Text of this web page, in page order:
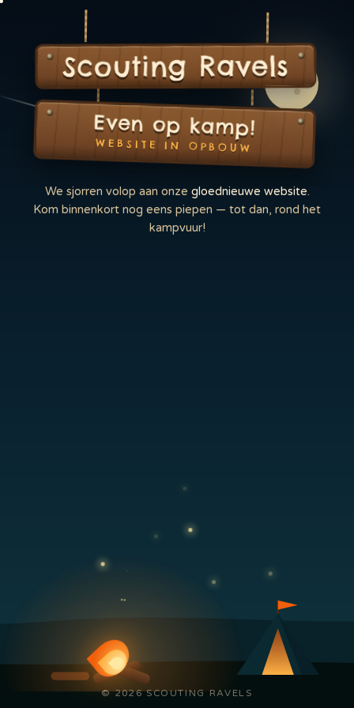
Scouting Ravels
Even op kamp!
WEBSITE IN OPBOUW
We sjorren volop aan onze gloednieuwe website.
Kom binnenkort nog eens piepen — tot dan, rond het
kampvuur!
© 2026 SCOUTING RAVELS